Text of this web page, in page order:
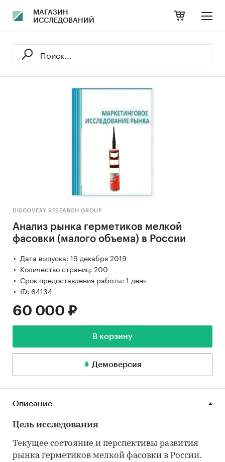
МАГАЗИН
ИССЛЕДОВАНИЙ
DISCOVERY RESEARCH GROUP
Анализ рынка герметиков мелкой
фасовки (малого объема) в России
Дата выпуска: 19 декабря 2019
Количество страниц: 200
Срок предоставления работы: 1 день
ID: 64134
60 000 ₽
В корзину
Демоверсия
Описание
Цель исследования
Текущее состояние и перспективы развития
рынка герметиков мелкой фасовки в России.